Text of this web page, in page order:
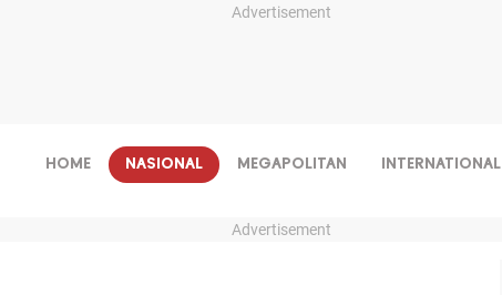
Advertisement
HOME NASIONAL MEGAPOLITAN INTERNATIONAL
Advertisement